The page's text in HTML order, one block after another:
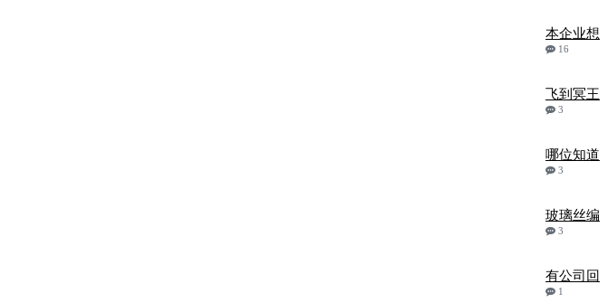
本企业想
16
飞到冥王
3
哪位知道
3
玻璃丝编
3
有公司回
1